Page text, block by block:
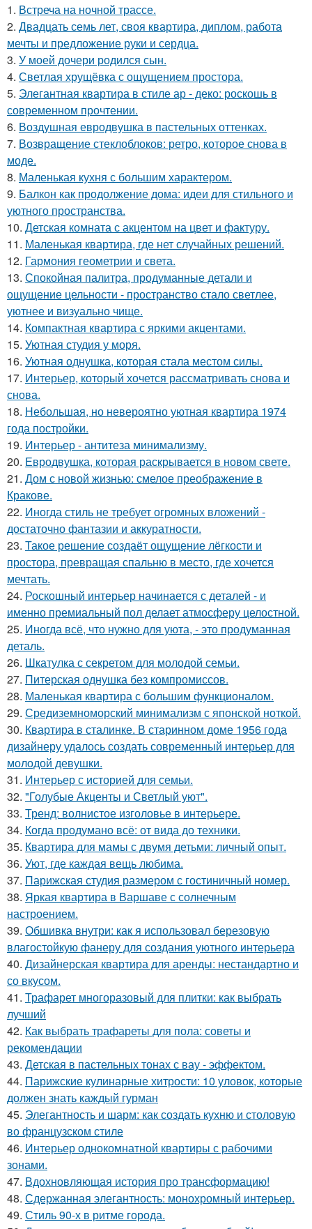
1. Встреча на ночной трассе.
2. Двадцать семь лет, своя квартира, диплом, работа
мечты и предложение руки и сердца.
3. У моей дочери родился сын.
4. Светлая хрущёвка с ощущением простора.
5. Элегантная квартира в стиле ар - деко: роскошь в
современном прочтении.
6. Воздушная евродвушка в пастельных оттенках.
7. Возвращение стеклоблоков: ретро, которое снова в
моде.
8. Маленькая кухня с большим характером.
9. Балкон как продолжение дома: идеи для стильного и
уютного пространства.
10. Детская комната с акцентом на цвет и фактуру.
11. Маленькая квартира, где нет случайных решений.
12. Гармония геометрии и света.
13. Спокойная палитра, продуманные детали и
ощущение цельности - пространство стало светлее,
уютнее и визуально чище.
14. Компактная квартира с яркими акцентами.
15. Уютная студия у моря.
16. Уютная однушка, которая стала местом силы.
17. Интерьер, который хочется рассматривать снова и
снова.
18. Небольшая, но невероятно уютная квартира 1974
года постройки.
19. Интерьер - антитеза минимализму.
20. Евродвушка, которая раскрывается в новом свете.
21. Дом с новой жизнью: смелое преображение в
Кракове.
22. Иногда стиль не требует огромных вложений -
достаточно фантазии и аккуратности.
23. Такое решение создаёт ощущение лёгкости и
простора, превращая спальню в место, где хочется
мечтать.
24. Роскошный интерьер начинается с деталей - и
именно премиальный пол делает атмосферу целостной.
25. Иногда всё, что нужно для уюта, - это продуманная
деталь.
26. Шкатулка с секретом для молодой семьи.
27. Питерская однушка без компромиссов.
28. Маленькая квартира с большим функционалом.
29. Средиземноморский минимализм с японской ноткой.
30. Квартира в сталинке. В старинном доме 1956 года
дизайнеру удалось создать современный интерьер для
молодой девушки.
31. Интерьер с историей для семьи.
32. "Голубые Акценты и Светлый уют".
33. Тренд: волнистое изголовье в интерьере.
34. Когда продумано всё: от вида до техники.
35. Квартира для мамы с двумя детьми: личный опыт.
36. Уют, где каждая вещь любима.
37. Парижская студия размером с гостиничный номер.
38. Яркая квартира в Варшаве с солнечным
настроением.
39. Обшивка внутри: как я использовал березовую
влагостойкую фанеру для создания уютного интерьера
40. Дизайнерская квартира для аренды: нестандартно и
со вкусом.
41. Трафарет многоразовый для плитки: как выбрать
лучший
42. Как выбрать трафареты для пола: советы и
рекомендации
43. Детская в пастельных тонах с вау - эффектом.
44. Парижские кулинарные хитрости: 10 уловок, которые
должен знать каждый гурман
45. Элегантность и шарм: как создать кухню и столовую
во французском стиле
46. Интерьер однокомнатной квартиры с рабочими
зонами.
47. Вдохновляющая история про трансформацию!
48. Сдержанная элегантность: монохромный интерьер.
49. Стиль 90-х в ритме города.